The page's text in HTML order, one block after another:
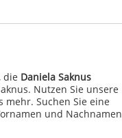
die Daniela Saknus
Nutzen Sie unsere
mehr. Suchen Sie eine
und Nachnamen